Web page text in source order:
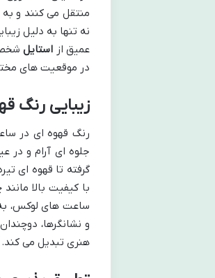
منتقل می کنند و
نه تنها به دلیل
عمیق از استایل
در موقعیت های
زیبایی رنگ
رنگ قهوه ای در
جلوه ای آرام و در
گرفته تا قهوه ای
با کیفیت بالا
ساعت های لوکس،
و نشانگرها،
هنری تبدیل می کند.